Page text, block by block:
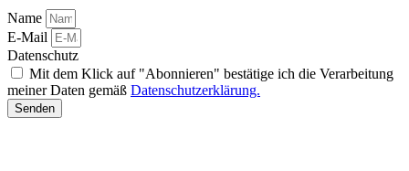
Name
E-Mail
Datenschutz
Mit dem Klick auf "Abonnieren" bestätige ich die Verarbeitung
meiner Daten gemäß Datenschutzerklärung.
Senden